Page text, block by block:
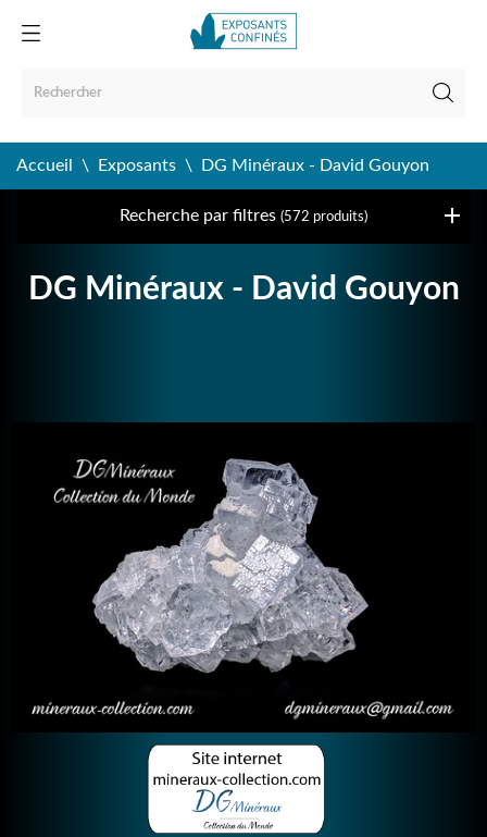
Accueil Exposants DG Minéraux - David Gouyon
Recherche par filtres (572 produits)
DG Minéraux - David Gouyon